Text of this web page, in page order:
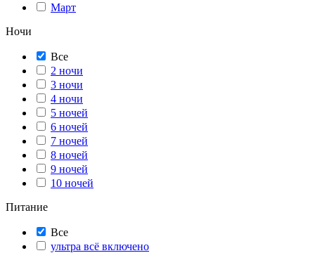
Март
Ночи
Все
2 ночи
3 ночи
4 ночи
5 ночей
6 ночей
7 ночей
8 ночей
9 ночей
10 ночей
Питание
Все
ультра всё включено